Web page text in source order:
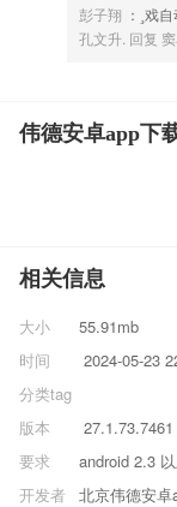
彭子翔 ：¸戏
孔文升. 回复
伟德安卓app下
相关信息
大小
55.91mb
时间
2024-05-23
分类tag
版本
27.1.73.7461
要求
android 2.3
开发者
北京伟德安卓